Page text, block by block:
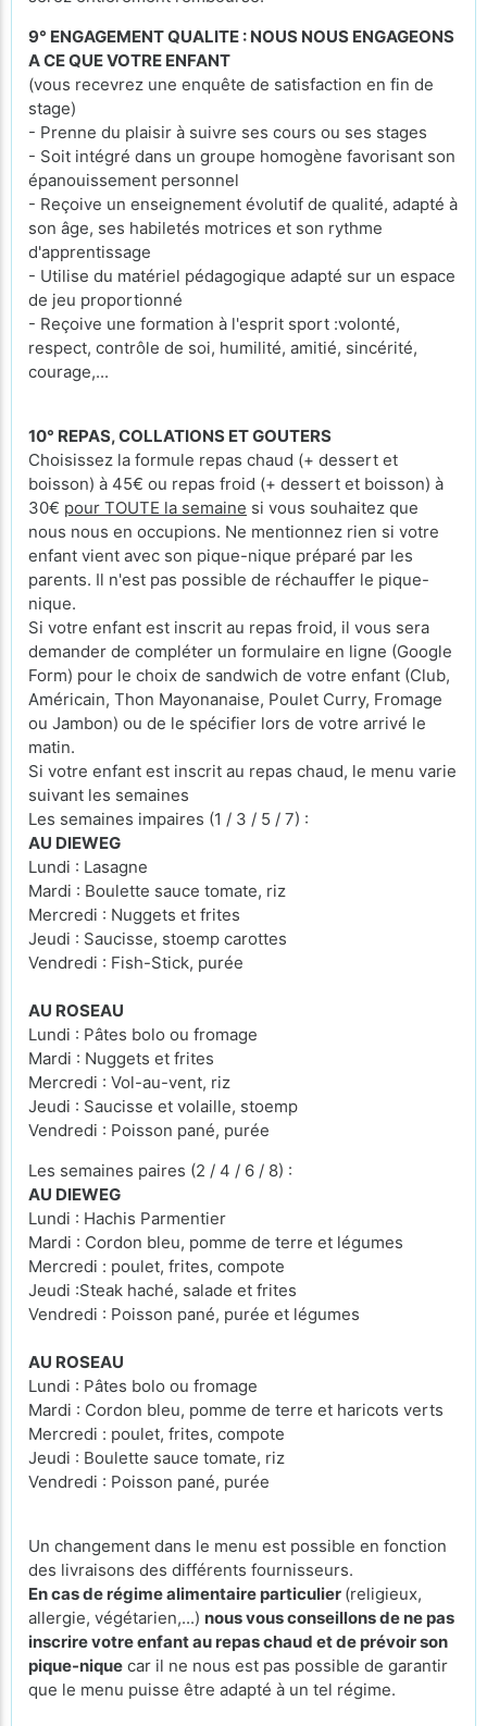
9° ENGAGEMENT QUALITE : NOUS NOUS ENGAGEONS
A CE QUE VOTRE ENFANT
(vous recevrez une enquête de satisfaction en fin de
stage)
- Prenne du plaisir à suivre ses cours ou ses stages
- Soit intégré dans un groupe homogène favorisant son
épanouissement personnel
- Reçoive un enseignement évolutif de qualité, adapté à
son âge, ses habiletés motrices et son rythme
d'apprentissage
- Utilise du matériel pédagogique adapté sur un espace
de jeu proportionné
- Reçoive une formation à l'esprit sport :volonté,
respect, contrôle de soi, humilité, amitié, sincérité,
courage,...
10° REPAS, COLLATIONS ET GOUTERS
Choisissez la formule repas chaud (+ dessert et
boisson) à 45€ ou repas froid (+ dessert et boisson) à
30€ pour TOUTE la semaine si vous souhaitez que
nous nous en occupions. Ne mentionnez rien si votre
enfant vient avec son pique-nique préparé par les
parents. Il n'est pas possible de réchauffer le pique-
nique.
Si votre enfant est inscrit au repas froid, il vous sera
demander de compléter un formulaire en ligne (Google
Form) pour le choix de sandwich de votre enfant (Club,
Américain, Thon Mayonanaise, Poulet Curry, Fromage
ou Jambon) ou de le spécifier lors de votre arrivé le
matin.
Si votre enfant est inscrit au repas chaud, le menu varie
suivant les semaines
Les semaines impaires (1 / 3 / 5 / 7) :
AU DIEWEG
Lundi : Lasagne
Mardi : Boulette sauce tomate, riz
Mercredi : Nuggets et frites
Jeudi : Saucisse, stoemp carottes
Vendredi : Fish-Stick, purée
AU ROSEAU
Lundi : Pâtes bolo ou fromage
Mardi : Nuggets et frites
Mercredi : Vol-au-vent, riz
Jeudi : Saucisse et volaille, stoemp
Vendredi : Poisson pané, purée
Les semaines paires (2 / 4 / 6 / 8) :
AU DIEWEG
Lundi : Hachis Parmentier
Mardi : Cordon bleu, pomme de terre et légumes
Mercredi : poulet, frites, compote
Jeudi :Steak haché, salade et frites
Vendredi : Poisson pané, purée et légumes
AU ROSEAU
Lundi : Pâtes bolo ou fromage
Mardi : Cordon bleu, pomme de terre et haricots verts
Mercredi : poulet, frites, compote
Jeudi : Boulette sauce tomate, riz
Vendredi : Poisson pané, purée
Un changement dans le menu est possible en fonction
des livraisons des différents fournisseurs.
En cas de régime alimentaire particulier (religieux,
allergie, végétarien,...) nous vous conseillons de ne pas
inscrire votre enfant au repas chaud et de prévoir son
pique-nique car il ne nous est pas possible de garantir
que le menu puisse être adapté à un tel régime.